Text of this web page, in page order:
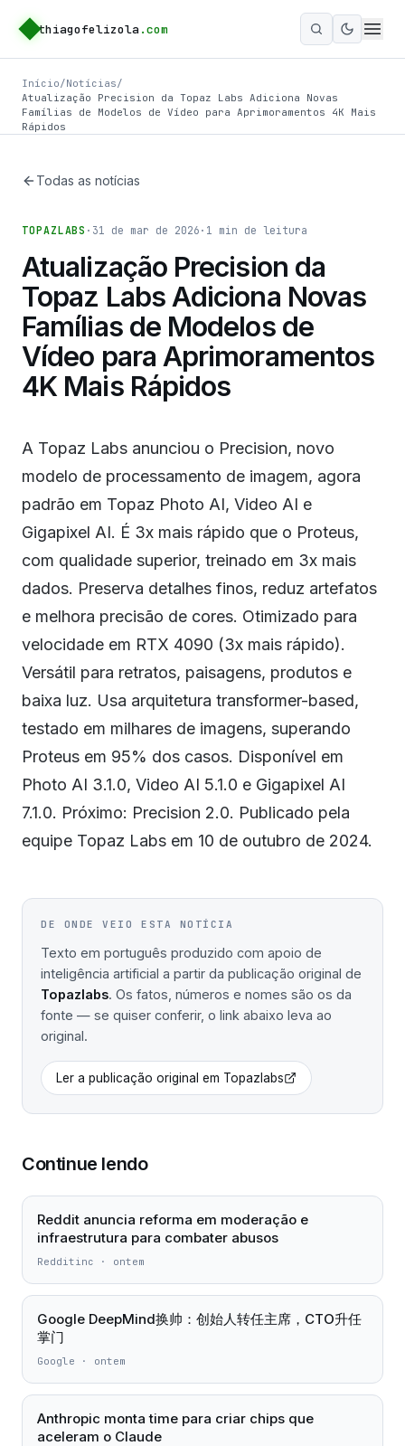
thiagofelizola .com
Ativar
Início/Notícias/
Atualização Precision da Topaz Labs Adiciona Novas
Famílias de Modelos de Vídeo para Aprimoramentos 4K Mais
Rápidos
Todas as notícias
TOPAZLABS · 31 de mar de 2026 · 1 min de leitura
Atualização Precision da
Topaz Labs Adiciona Novas
Famílias de Modelos de
Vídeo para Aprimoramentos
4K Mais Rápidos
A Topaz Labs anunciou o Precision, novo
modelo de processamento de imagem, agora
padrão em Topaz Photo AI, Video AI e
Gigapixel AI. É 3x mais rápido que o Proteus,
com qualidade superior, treinado em 3x mais
dados. Preserva detalhes finos, reduz artefatos
e melhora precisão de cores. Otimizado para
velocidade em RTX 4090 (3x mais rápido).
Versátil para retratos, paisagens, produtos e
baixa luz. Usa arquitetura transformer-based,
testado em milhares de imagens, superando
Proteus em 95% dos casos. Disponível em
Photo AI 3.1.0, Video AI 5.1.0 e Gigapixel AI
7.1.0. Próximo: Precision 2.0. Publicado pela
equipe Topaz Labs em 10 de outubro de 2024.
DE ONDE VEIO ESTA NOTÍCIA
Texto em português produzido com apoio de
inteligência artificial a partir da publicação original de
Topazlabs. Os fatos, números e nomes são os da
fonte — se quiser conferir, o link abaixo leva ao
original.
Ler a publicação original em Topazlabs
Continue lendo
Reddit anuncia reforma em moderação e
infraestrutura para combater abusos
Redditinc · ontem
Google DeepMind换帅：创始人转任主席，CTO升任
掌门
Google · ontem
Anthropic monta time para criar chips que
aceleram o Claude